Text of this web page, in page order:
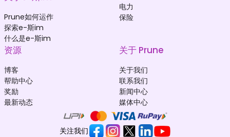
Prune如何运作
探索e-斯im
什么是e-斯im
电力
保险
资源
博客
帮助中心
奖励
最新动态
关于 Prune
关于我们
联系我们
新闻中心
媒体中心
关注我们